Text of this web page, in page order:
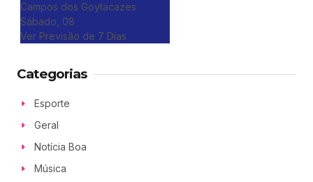
Campos dos Goytacazes
Sábado, 08
Ver Previsão de 7 Dias
Categorias
Esporte
Geral
Notícia Boa
Música